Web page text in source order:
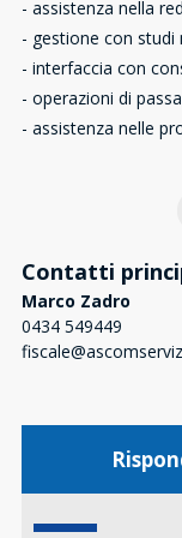
- assistenza nella
- gestione con studi
- interfaccia con
- operazioni di
- assistenza nelle
Contatti
Marco Zadro
0434 549449